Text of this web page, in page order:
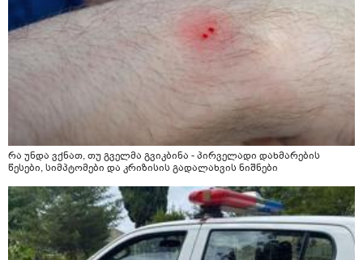
რა უნდა ვქნათ, თუ გველმა გვიკბინა - პირველადი დახმარების
წესები, სიმპტომები და კრიზისის გადალახვის ნიშნები